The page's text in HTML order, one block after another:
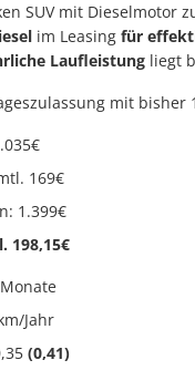
SUV mit Dieselmotor
im Leasing für
Laufleistung liegt
mit bisher
169€
1.399€
198,15€
Jahr
(0,41)